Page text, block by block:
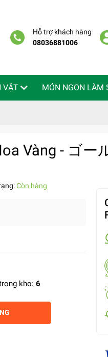
Hỗ trợ khách hàng
08036881006
VẶT MÓN NGON LÀM
Vàng - ゴー
Còn hàng
kho: 6